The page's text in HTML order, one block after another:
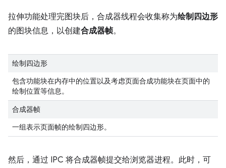
拉伸功能处理完图块后，合成器线程会收集称为绘制四边形
的图块信息，以创建合成器帧。
绘制四边形
包含功能块在内存中的位置以及考虑页面合成功能块在页面中的
绘制位置等信息。
合成器帧
一组表示页面帧的绘制四边形。
然后，通过 IPC 将合成器帧提交给浏览器进程。此时，可